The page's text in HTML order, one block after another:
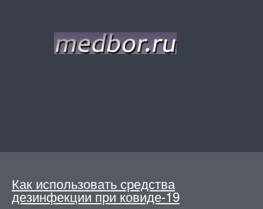
Как использовать средства
дезинфекции при ковиде-19